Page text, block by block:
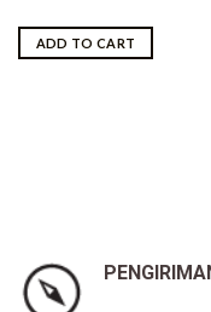
ADD TO CART